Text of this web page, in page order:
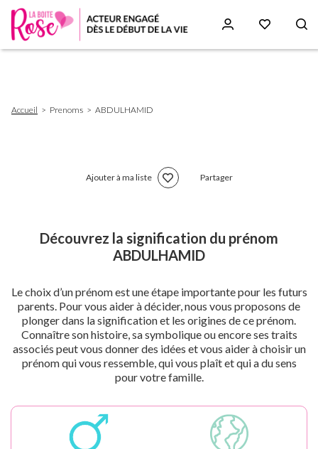
d'Ariane
Accueil Prenoms ABDULHAMID
Ajouter à ma liste Partager
Découvrez la signification du prénom
ABDULHAMID
Le choix d’un prénom est une étape importante pour les futurs
parents. Pour vous aider à décider, nous vous proposons de
plonger dans la signification et les origines de ce prénom.
Connaître son histoire, sa symbolique ou encore ses traits
associés peut vous donner des idées et vous aider à choisir un
prénom qui vous ressemble, qui vous plaît et qui a du sens
pour votre famille.